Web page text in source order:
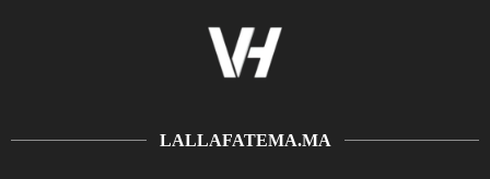
LALLAFATEMA.MA